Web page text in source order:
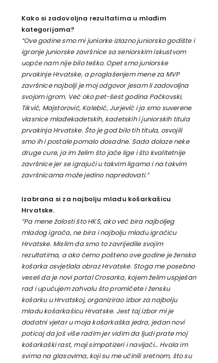
Kako si zadovoljna rezultatima u mlađim
kategorijama?
“Ove godine smo mi juniorke izlazno juniorsko godište i
igranje juniorske završnice sa seniorskim iskustvom
uopće nam nije bilo teško. Opet smo juniorske
prvakinje Hrvatske, a proglašenjem mene za MVP
završnice najbolji je moj odgovor jesam li zadovoljna
svojom igrom. Već oko pet-šest godina Pačkovski,
Tikvić, Majstorović, Kalebić, Jurjević i ja smo suverene
vlasnice mlađekadetskih, kadetskih i juniorskih titula
prvakinja Hrvatske. Što je god bilo tih titula, osvojili
smo ih i postale pomalo dosadne. Sada dolaze neke
druge cure, ja im želim što jače lige i što kvalitetnije
završnice jer se igrajući u takvim ligama i na takvim
završnicama može jedino napredovati.”
Izabrana si za najbolju mladu košarkašicu
Hrvatske.
“Pa mene žalosti što HKS, ako već bira najboljeg
mladog igrača, ne bira i najbolju mladu igračicu
Hrvatske. Mislim da smo to zavrijedile svojim
rezultatima, a ako ćemo pošteno ove godine je ženska
košarka osvjetlala obraz Hrvatske. Stoga me posebno
veseli da je novi portal Crosarka, kojem želim uspješan
rad i upućujem zahvalu što promičete i žensku
košarku u Hrvatskoj, organizirao izbor za najbolju
mladu košarkašicu Hrvatske. Jest taj izbor mi je
dodatni vjetar u moja košarkaška jedra, jedan novi
poticaj da još više radim jer vidim da ljudi prate moj
košarkaški rast, moji simpatizeri i navijači… Hvala im
svima na glasovima, koji su me učinili sretnom, što su